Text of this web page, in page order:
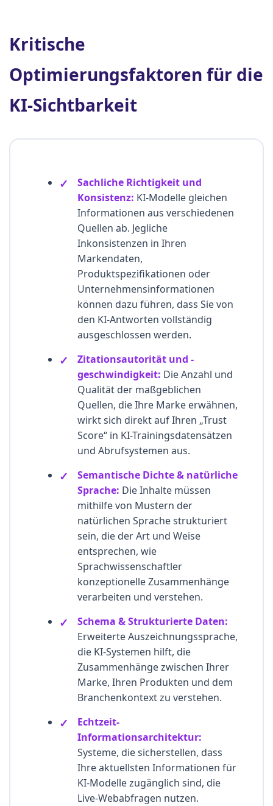
Kritische
Optimierungsfaktoren für die
KI-Sichtbarkeit
Sachliche Richtigkeit und
Konsistenz: KI-Modelle gleichen
Informationen aus verschiedenen
Quellen ab. Jegliche
Inkonsistenzen in Ihren
Markendaten,
Produktspezifikationen oder
Unternehmensinformationen
können dazu führen, dass Sie von
den KI-Antworten vollständig
ausgeschlossen werden.
Zitationsautorität und -
geschwindigkeit: Die Anzahl und
Qualität der maßgeblichen
Quellen, die Ihre Marke erwähnen,
wirkt sich direkt auf Ihren „Trust
Score“ in KI-Trainingsdatensätzen
und Abrufsystemen aus.
Semantische Dichte & natürliche
Sprache: Die Inhalte müssen
mithilfe von Mustern der
natürlichen Sprache strukturiert
sein, die der Art und Weise
entsprechen, wie
Sprachwissenschaftler
konzeptionelle Zusammenhänge
verarbeiten und verstehen.
Schema & Strukturierte Daten:
Erweiterte Auszeichnungssprache,
die KI-Systemen hilft, die
Zusammenhänge zwischen Ihrer
Marke, Ihren Produkten und dem
Branchenkontext zu verstehen.
Echtzeit-
Informationsarchitektur:
Systeme, die sicherstellen, dass
Ihre aktuellsten Informationen für
KI-Modelle zugänglich sind, die
Live-Webabfragen nutzen.